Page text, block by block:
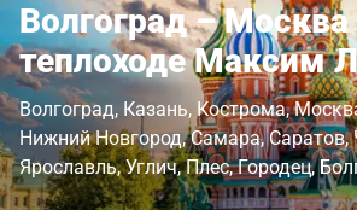
Волгоград – Москва
теплоходе Максим
Волгоград Казань Кострома
Нижний Новгород Самара Саратов
Ярославль Углич Плес Городец